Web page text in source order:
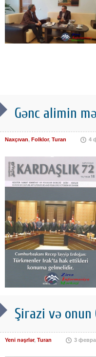
Gənc alimin
Naxçıvan, Folklor, Turan 4
Şirazi və onun
Yeni nəşrlər, Turan 3